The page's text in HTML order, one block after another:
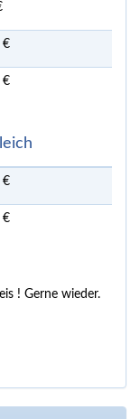
€
€
€
€
! Gerne wieder.